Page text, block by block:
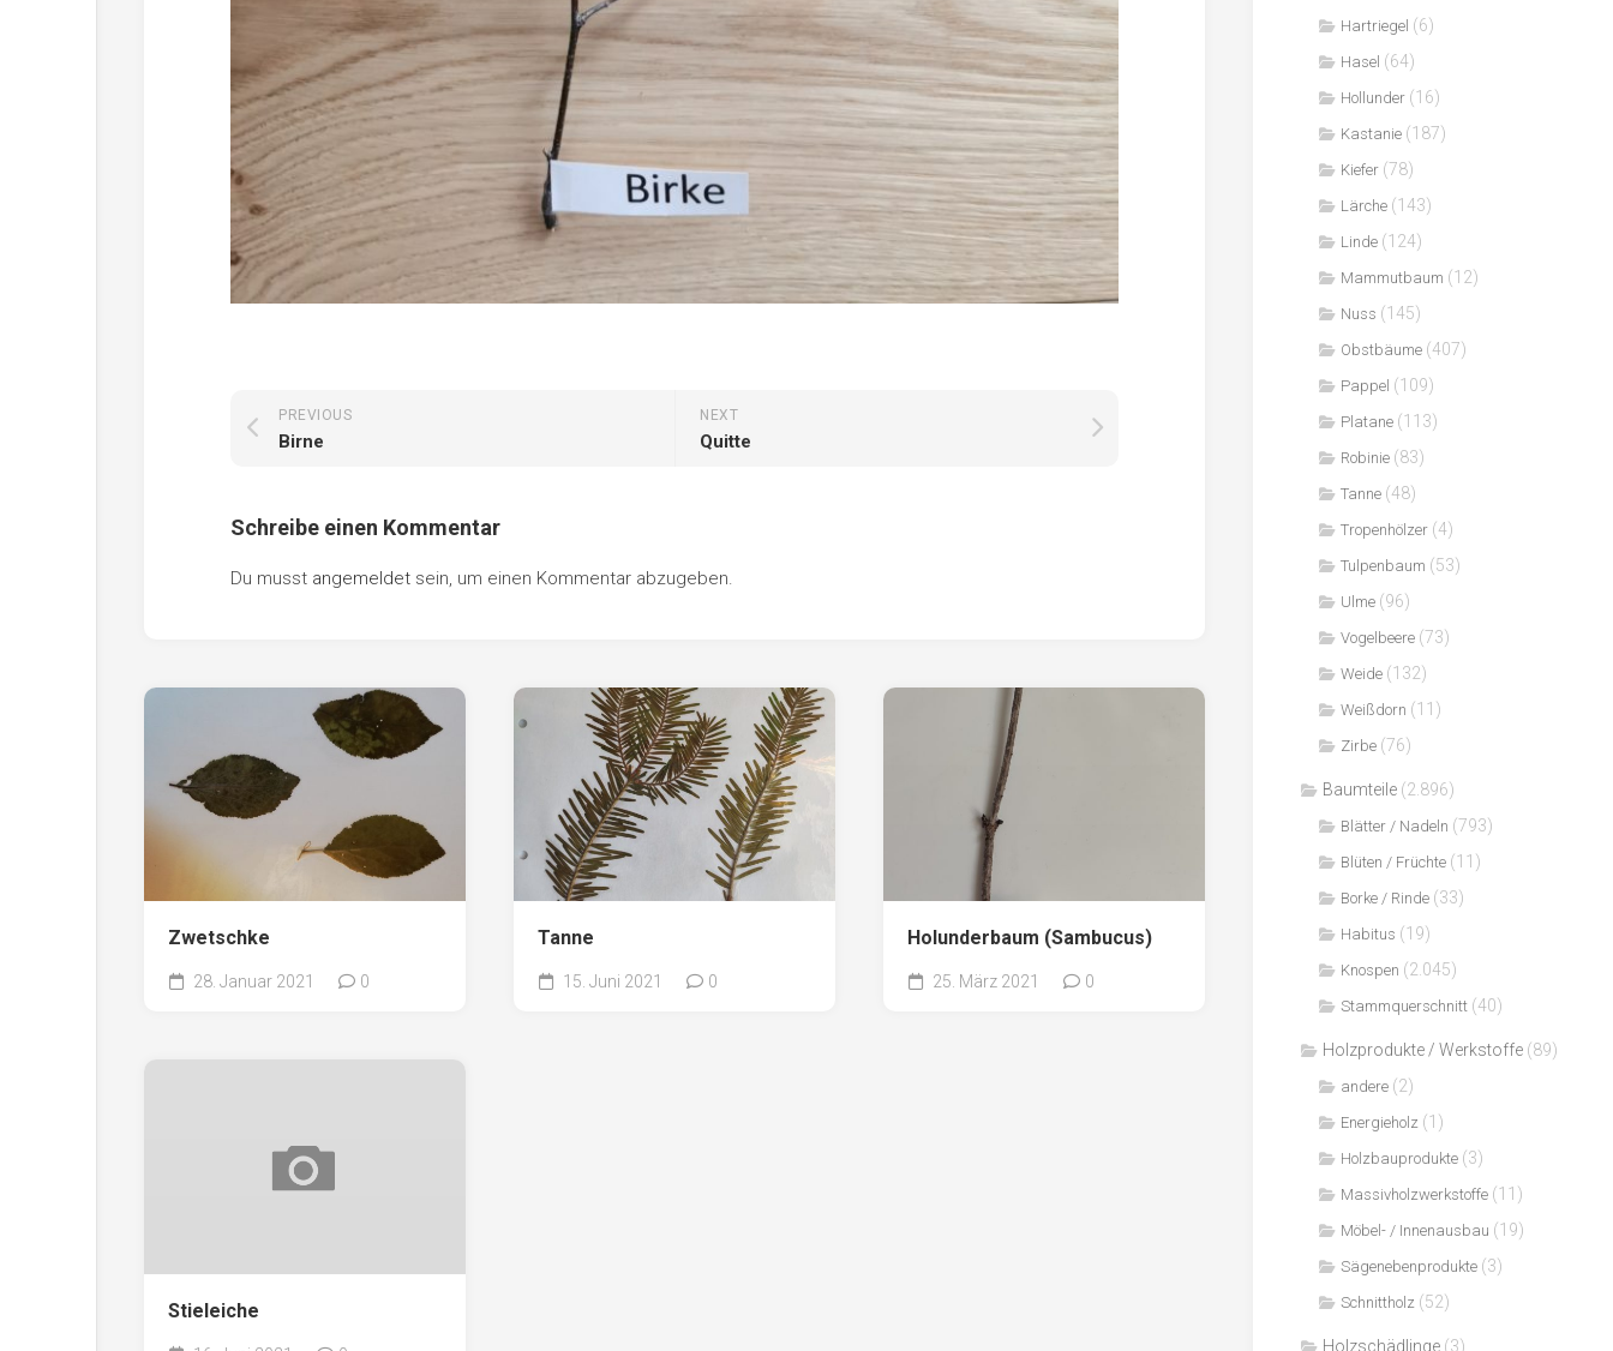
Weide
Weißdorn
Zirbe
Andere
NEXT
Quitte
PREVIOUS
Birne
Schreibe einen Kommentar
Du musst angemeldet sein, um einen Kommentar abzugeben.
Zwetschke
28. Januar 2021 0
Tanne
15. Juni 2021 0
Holunderbaum (Sambucus)
25. März 2021 0
Stieleiche
Hartriegel (6)
Hasel (64)
Hollunder (16)
Kastanie (187)
Kiefer (78)
Lärche (143)
Linde (124)
Mammutbaum (12)
Nuss (145)
Obstbäume (407)
Pappel (109)
Platane (113)
Robinie (83)
Tanne (48)
Tropenhölzer (4)
Tulpenbaum (53)
Ulme (96)
Vogelbeere (73)
Weide (132)
Weißdorn (11)
Zirbe (76)
Baumteile (2.896)
Blätter / Nadeln (793)
Blüten / Früchte (11)
Borke / Rinde (33)
Habitus (19)
Knospen (2.045)
Stammquerschnitt (40)
Holzprodukte / Werkstoffe (89)
andere (2)
Energieholz (1)
Holzbauprodukte (3)
Massivholzwerkstoffe (11)
Möbel- / Innenausbau (19)
Sägenebenprodukte (3)
Schnittholz (52)
Holzschädlinge (3)